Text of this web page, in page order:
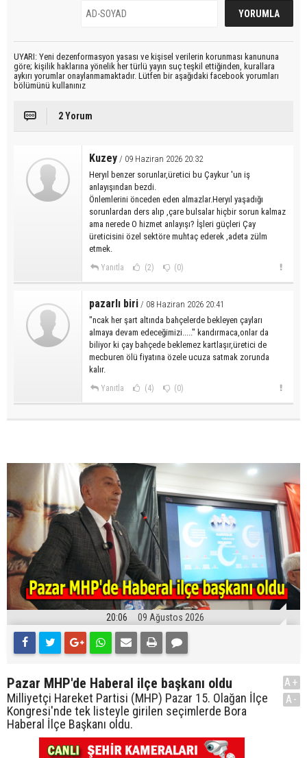
UYARI: Yeni dezenformasyon yasası ve kişisel verilerin korunması kanununa
göre; kişilik haklarına yönelik her türlü yayın suç teşkil ettiğinden, kurallara
aykırı yorumlar onaylanmamaktadır. Lütfen bir aşağıdaki facebook yorumları
bölümünü kullanınız
2 Yorum
Kuzey / 09 Haziran 2026 20:32
Heryıl benzer sorunlar,üretici bu Çaykur 'un iş
anlayışından bezdi.
Önlemlerini önceden eden almazlar.Heryıl yaşadığı
sorunlardan ders alıp ,çare bulsalar hiçbir sorun kalmaz
ama nerede O hizmet anlayışı? İşleri güçleri Çay
üreticisini özel sektöre muhtaç ederek ,adeta zülm
etmek.
Yanıtla (2) (0)
pazarlı biri / 08 Haziran 2026 20:41
"ncak her şart altında bahçelerde bekleyen çayları
almaya devam edeceğimizi....." kandırmaca,onlar da
biliyor ki çay bahçede beklemez kartlaşır,üretici de
mecburen ölü fiyatına özele ucuza satmak zorunda
kalır.
Yanıtla (4) (0)
20:06 09 Ağustos 2026
Pazar MHP'de Haberal ilçe başkanı oldu
Milliyetçi Hareket Partisi (MHP) Pazar 15. Olağan İlçe
Kongresi'nde tek listeyle girilen seçimlerde Bora
Haberal İlçe Başkanı oldu.
A+
A-